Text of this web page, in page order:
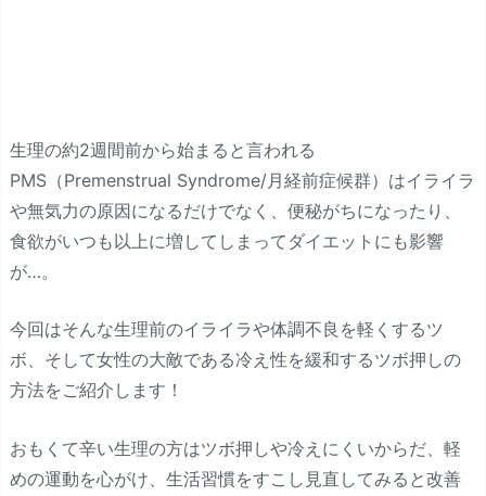
生理の約2週間前から始まると言われる
PMS（Premenstrual Syndrome/月経前症候群）はイライラ
や無気力の原因になるだけでなく、便秘がちになったり、
食欲がいつも以上に増してしまってダイエットにも影響
が…。
今回はそんな生理前のイライラや体調不良を軽くするツ
ボ、そして女性の大敵である冷え性を緩和するツボ押しの
方法をご紹介します！
おもくて辛い生理の方はツボ押しや冷えにくいからだ、軽
めの運動を心がけ、生活習慣をすこし見直してみると改善